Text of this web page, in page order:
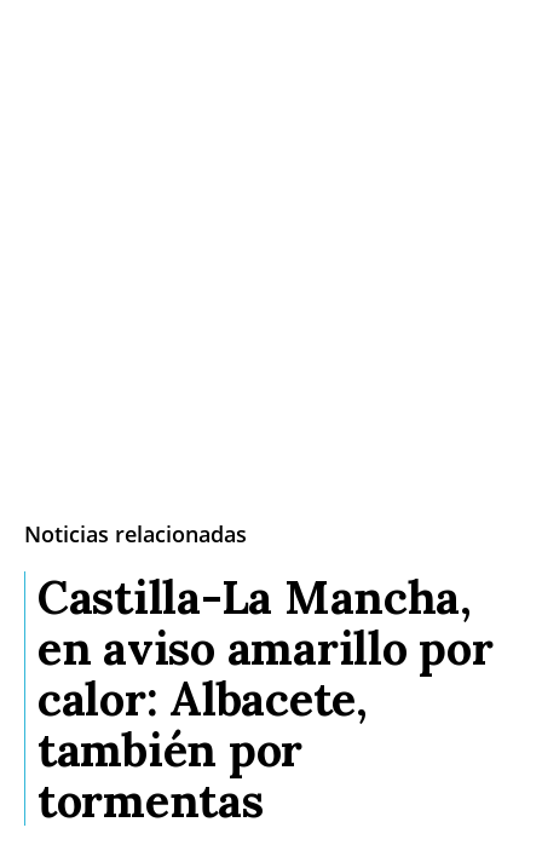
Noticias relacionadas
Castilla-La Mancha,
en aviso amarillo por
calor: Albacete,
también por
tormentas